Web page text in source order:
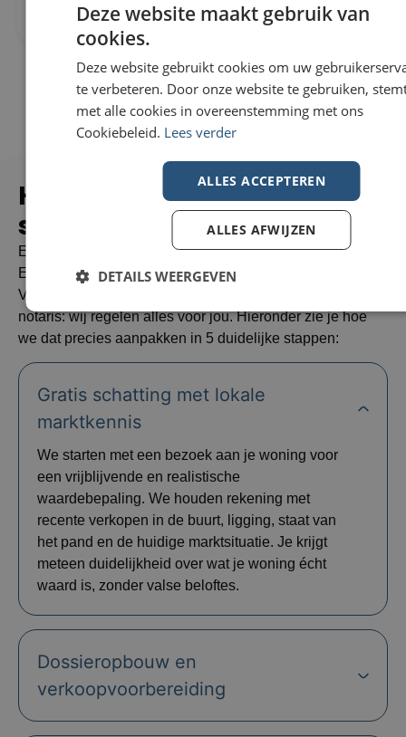
Hoe zorgen wij voor een
succesvolle
verkoop?
Een huis verkopen doe je niet elke dag – maar wij wel.
En net daarom pakken we het slim en stap voor stap aan.
Van de eerste schatting tot de ondertekening bij de
notaris: wij regelen alles voor jou. Hieronder zie je hoe
we dat precies aanpakken in 5 duidelijke stappen:
Gratis schatting met lokale
marktkennis
We starten met een bezoek aan je woning voor
een vrijblijvende en realistische
waardebepaling. We houden rekening met
recente verkopen in de buurt, ligging, staat van
het pand en de huidige marktsituatie. Je krijgt
meteen duidelijkheid over wat je woning écht
waard is, zonder valse beloftes.
Dossieropbouw en
verkoopvoorbereiding
Deze website maakt gebruik van
cookies.
Deze website gebruikt cookies om uw
te verbeteren. Door onze website te gebruiken,
met alle cookies in overeenstemming met ons
Cookiebeleid. Lees verder
ALLES ACCEPTEREN
ALLES AFWIJZEN
DETAILS WEERGEVEN